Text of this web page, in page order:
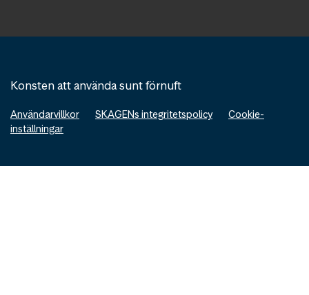
Konsten att använda sunt förnuft
Användarvillkor SKAGENs integritetspolicy
Cookie-
inställningar